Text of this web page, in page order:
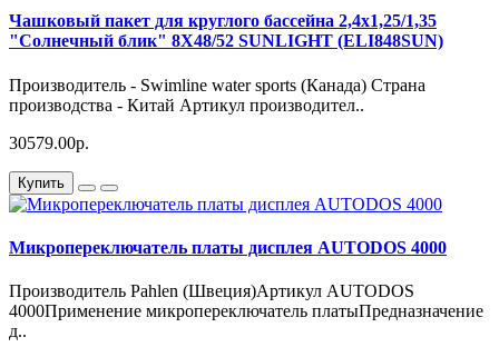
Чашковый пакет для круглого бассейна 2,4х1,25/1,35
"Солнечный блик" 8X48/52 SUNLIGHT (ELI848SUN)
Производитель - Swimline water sports (Канада) Страна
производства - Китай Артикул производител..
30579.00р.
Купить
Микропереключатель платы дисплея AUTODOS 4000
Производитель Pahlen (Швеция)Артикул AUTODOS
4000Применение микропереключатель платыПредназначение
д..